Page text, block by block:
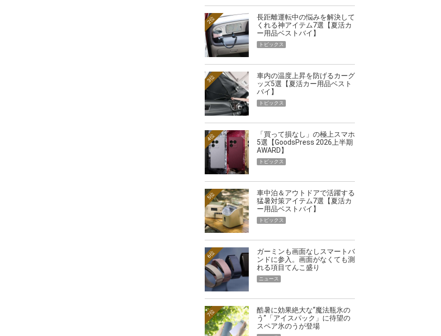
長距離運転中の悩みを解決して
くれる神アイテム7選【夏活カ
ー用品ベストバイ】
2位
トピックス
車内の温度上昇を防げるカーグ
ッズ5選【夏活カー用品ベスト
バイ】
3位
トピックス
「買って損なし」の極上スマホ
5選【GoodsPress 2026上半期
AWARD】
4位
トピックス
車中泊＆アウトドアで活躍する
猛暑対策アイテム7選【夏活カ
ー用品ベストバイ】
5位
トピックス
ガーミンも画面なしスマートバ
ンドに参入。画面がなくても測
れる項目てんこ盛り
6位
ニュース
酷暑に効果絶大な“魔法瓶氷の
う”「アイスパック」に待望の
スペア氷のうが登場
7位